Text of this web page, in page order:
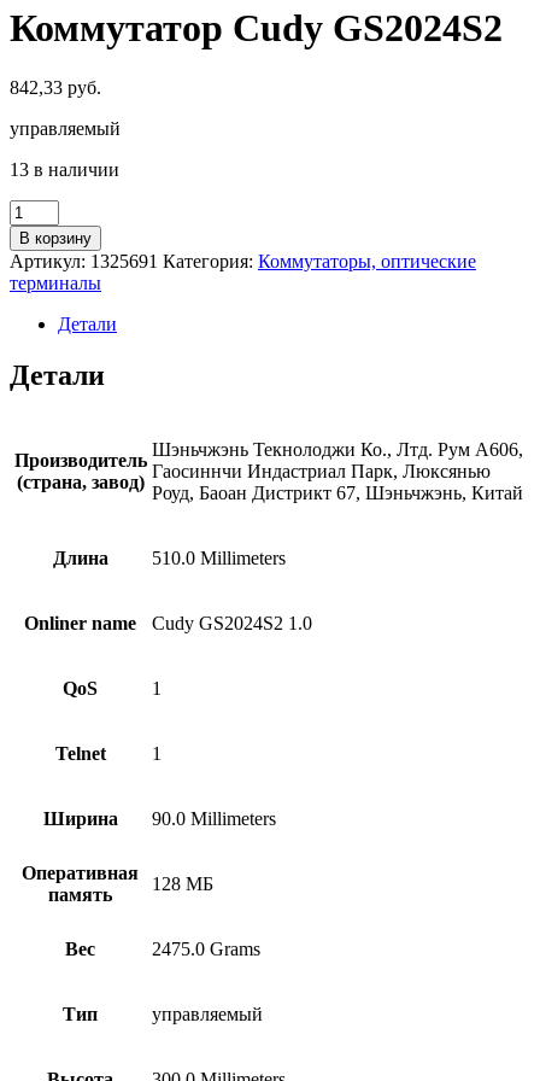
Коммутатор Cudy GS2024S2
842,33 руб.
управляемый
13 в наличии
Количество
товара
Коммутатор
Cudy
GS2024S2
В корзину
Артикул: 1325691 Категория: Коммутаторы, оптические
терминалы
Детали
Детали
Производитель
(страна, завод)
Шэньчжэнь Текнолоджи Ко., Лтд. Рум А606,
Гаосиннчи Индастриал Парк, Люксянью
Роуд, Баоан Дистрикт 67, Шэньчжэнь, Китай
Длина 510.0 Millimeters
Onliner name Cudy GS2024S2 1.0
QoS 1
Telnet 1
Ширина 90.0 Millimeters
Оперативная
память
128 МБ
Вес 2475.0 Grams
Тип управляемый